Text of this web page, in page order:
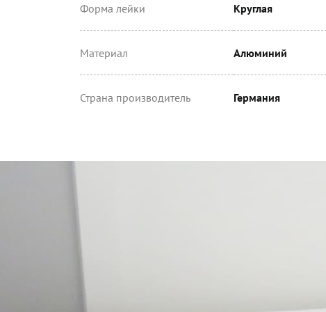
Форма лейки Круглая
Материал Алюминий
Страна производитель Германия